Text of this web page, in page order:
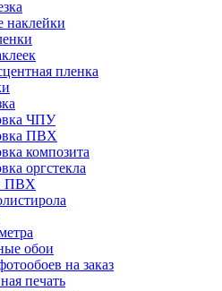
наклейки
пленка
ЧПУ
ПВХ
композита
оргстекла
ПВХ
обои
на заказ
печать